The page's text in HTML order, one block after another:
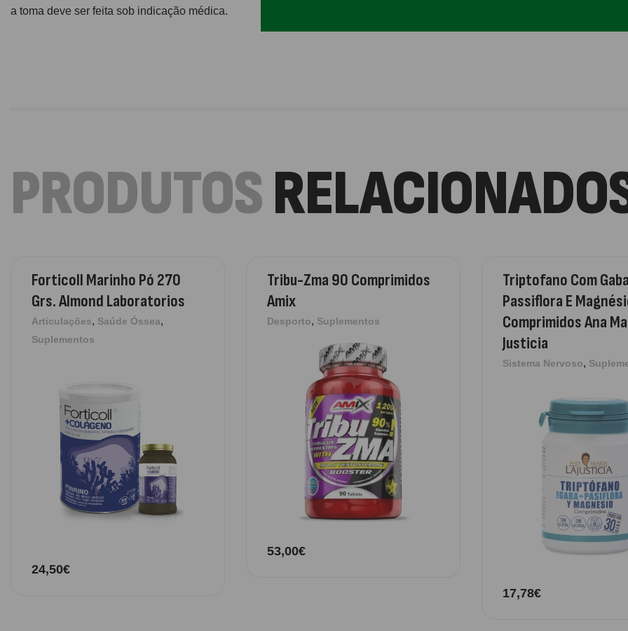
a toma deve ser feita sob indicação médica.
PRODUTOS
Forticoll Marinho Pó 270
Grs. Almond Laboratorios
Articulações, Saúde Óssea,
Suplementos
24,50€
Tribu-Zma 90 Comprimidos
Amix
Desporto, Suplementos
53,00€
Triptofano Com
Passiflora E
Comprimidos Ana
Justicia
Sistema Nervoso,
17,78€